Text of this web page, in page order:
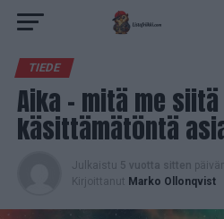
TIEDE
Aika – mitä me
käsittämätöntä
Julkaistu 5 vuotta sitten
Kirjoittanut Marko Ollonqvist